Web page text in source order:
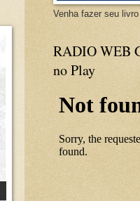
Venha fazer seu
RADIO WEB
no Play